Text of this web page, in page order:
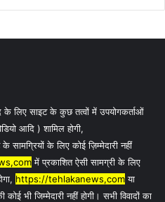
के लिए साइट के कुछ तत्वों में उपयोगकर्ताओं
आदि ) शामिल होगी,
सामग्रियों के लिए कोई ज़िम्मेदारी नहीं
में प्रकाशित ऐसी सामग्री के लिए
https://tehlakanews,comया
भी जिम्मेदारी नहीं होगी। सभी विवादों का